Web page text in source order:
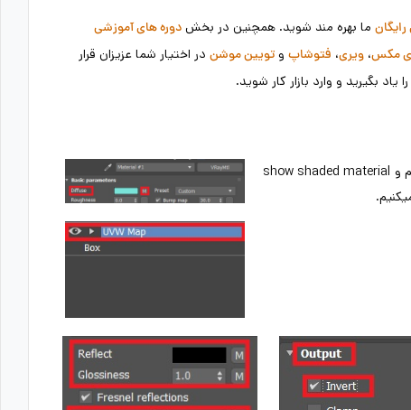
ما بهره مند شوید. همچنین در بخش دوره های آموزشی
مکس، ویری، فتوشاپ و تویین موشن در اختیار شما عزیزان قرار
بگیرید و وارد بازار کار شوید.
ابتدا یک vraymtl را به حجم نسبت میدهیم. به diffuse مپ color را نسبت میدهیم و show shaded material